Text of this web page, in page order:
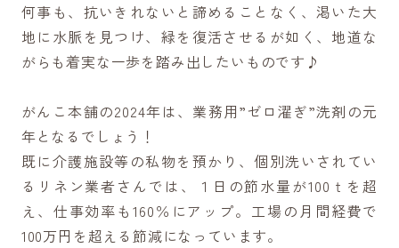
何事も、抗いきれないと諦めることなく、渇いた大
地に水脈を見つけ、緑を復活させるが如く、地道な
がらも着実な一歩を踏み出したいものです♪
がんこ本舗の2024年は、業務用”ゼロ濯ぎ”洗剤の元
年となるでしょう！
既に介護施設等の私物を預かり、個別洗いされてい
るリネン業者さんでは、１日の節水量が100ｔを超
え、仕事効率も160％にアップ。工場の月間経費で
100万円を超える節減になっています。